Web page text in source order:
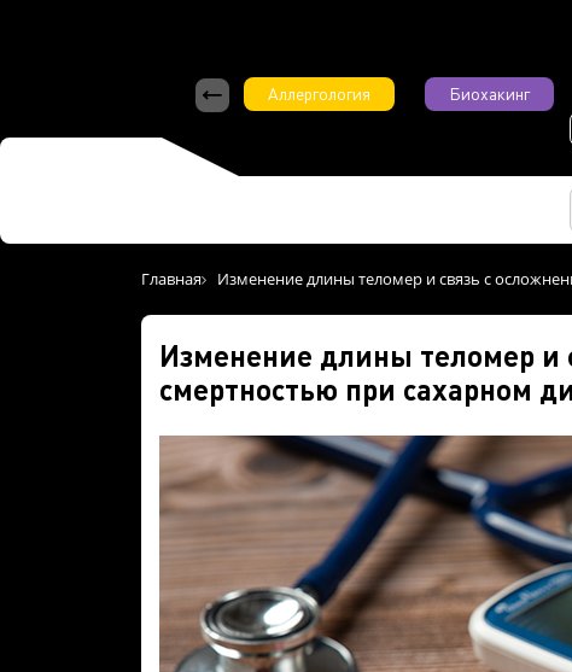
Аллергология
Биохакинг
Главная Изменение длины теломер и связь с
Изменение длины теломер и
смертностью при сахарном